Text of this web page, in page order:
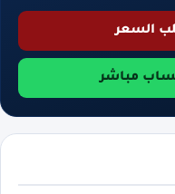
السعر
مباشر